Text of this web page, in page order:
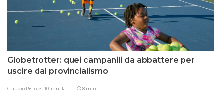
Globetrotter: quei campanili da abbattere per
uscire dal provincialismo
Claudio Pistolesi10 anni fa 8 min